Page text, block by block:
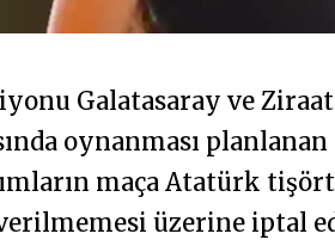
Galatasaray ve
oynanması
maça Atatürk
üzerine iptal